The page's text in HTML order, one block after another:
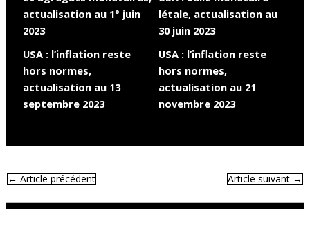
actualisation au 1° juin
2023
létale, actualisation au
30 juin 2023
USA : l’inflation reste
hors normes,
actualisation au 13
septembre 2023
USA : l’inflation reste
hors normes,
actualisation au 21
novembre 2023
←Article précédent Article suivant→